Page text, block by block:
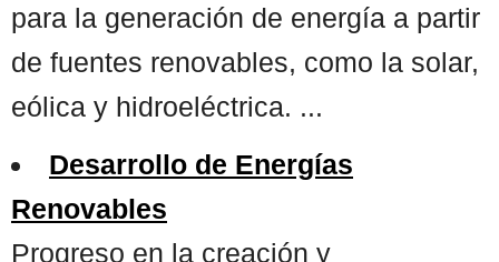
para la generación de energía a partir
de fuentes renovables, como la solar,
eólica y hidroeléctrica. ...
Desarrollo de Energías
Renovables
Progreso en la creación y